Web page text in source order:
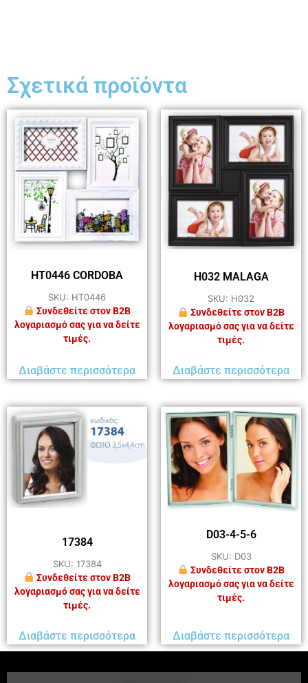
Σχετικά προϊόντα
HT0446 CORDOBA
SKU: HT0446
Συνδεθείτε στον B2B
λογαριασμό σας για να δείτε
τιμές.
Διαβάστε περισσότερα
H032 MALAGA
SKU: H032
Συνδεθείτε στον B2B
λογαριασμό σας για να δείτε
τιμές.
Διαβάστε περισσότερα
17384
SKU: 17384
Συνδεθείτε στον B2B
λογαριασμό σας για να δείτε
τιμές.
Διαβάστε περισσότερα
D03-4-5-6
SKU: D03
Συνδεθείτε στον B2B
λογαριασμό σας για να δείτε
τιμές.
Διαβάστε περισσότερα